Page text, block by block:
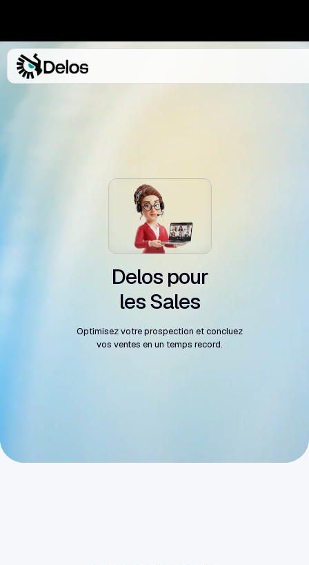
l .
Delos pour
les Sales
Optimisez votre prospection et concluez
vos ventes en un temps record.